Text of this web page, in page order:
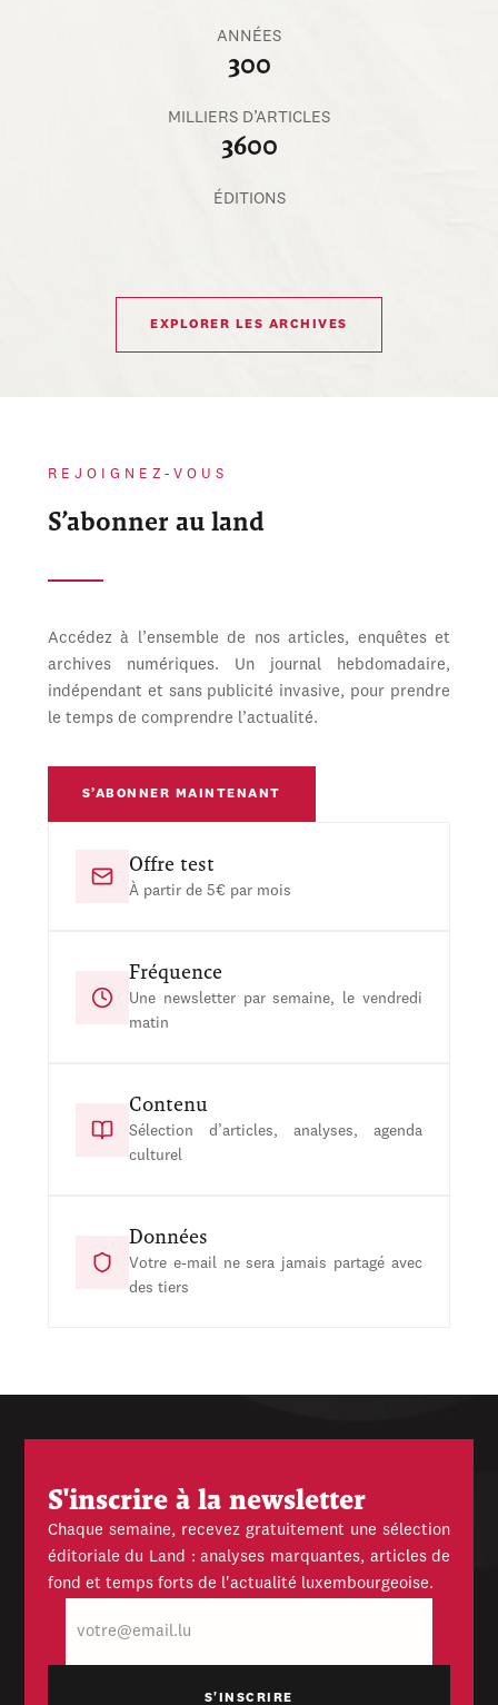
ANNÉES
300
MILLIERS D’ARTICLES
3600
ÉDITIONS
EXPLORER LES ARCHIVES
REJOIGNEZ-VOUS
S’abonner au land
Accédez à l’ensemble de nos articles, enquêtes et
archives numériques. Un journal hebdomadaire,
indépendant et sans publicité invasive, pour prendre
le temps de comprendre l’actualité.
S’ABONNER MAINTENANT
Offre test
À partir de 5€ par mois
Fréquence
Une newsletter par semaine, le vendredi
matin
Contenu
Sélection d’articles, analyses, agenda
culturel
Données
Votre e-mail ne sera jamais partagé avec
des tiers
S'inscrire à la newsletter
Chaque semaine, recevez gratuitement une sélection
éditoriale du Land : analyses marquantes, articles de
fond et temps forts de l'actualité luxembourgeoise.
mail